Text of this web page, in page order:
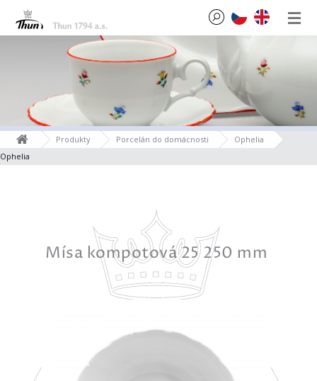
Produkty Porcelán do domácnosti
Ophelia
Ophelia
Mísa kompotová 25 250 mm